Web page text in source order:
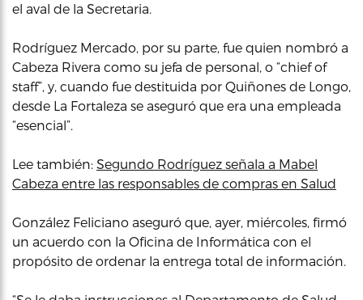
el aval de la Secretaria.
Rodríguez Mercado, por su parte, fue quien nombró a
Cabeza Rivera como su jefa de personal, o “chief of
staff”, y, cuando fue destituida por Quiñones de Longo,
desde La Fortaleza se aseguró que era una empleada
“esencial”.
Lee también: Segundo Rodríguez señala a Mabel
Cabeza entre las responsables de compras en Salud
González Feliciano aseguró que, ayer, miércoles, firmó
un acuerdo con la Oficina de Informática con el
propósito de ordenar la entrega total de información.